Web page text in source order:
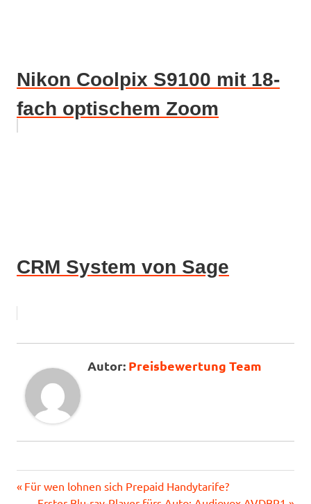
Nikon Coolpix S9100 mit 18-
fach optischem Zoom
CRM System von Sage
Preisbewertung Team
Flatrate
Beitragsnavigation
Vorheriger
Für wen lohnen sich Prepaid Handytarife?